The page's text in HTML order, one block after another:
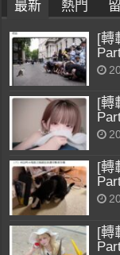
最新 熱門
[轉
[轉
[轉
[轉